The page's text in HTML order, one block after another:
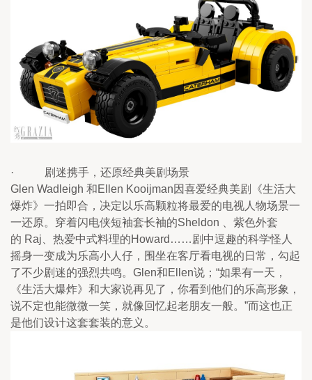
·           剧迷携手，还原经典美剧场景
Glen Wadleigh 和Ellen Kooijman因喜爱经典美剧《生活大
爆炸》一拍即合，决定以乐高颗粒将最爱的电视人物场景一
一还原。穿着闪电侠短袖套长袖的Sheldon 、紫色外套
的 Raj、热爱中式料理的Howard……剧中逗趣的科学怪人
摇身一变成为乐高小人仔，围坐在客厅看电视的日常，勾起
了不少剧迷的强烈共鸣。Glen和Ellen说；“如果有一天，
《生活大爆炸》和大家说再见了，你看到他们的乐高形象，
说不定也能微微一笑，就像回忆起老朋友一般。”而这也正
是他们设计这套套装的意义。